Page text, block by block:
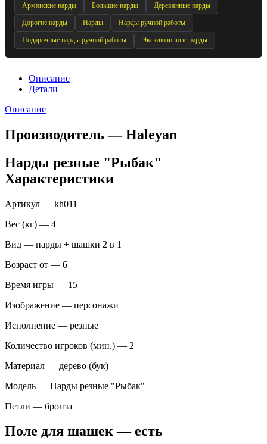
Армянские нарды Большие нарды Деревянные нарды
Дорогие нарды Нарды Нарды ручной работы
Подарочные нарды ручной работы Эксклюзивные нарды
Описание
Детали
Описание
Производитель — Haleyan
Нарды резные "Рыбак"
Характеристики
Артикул — kh011
Вес (кг) — 4
Вид — нарды + шашки 2 в 1
Возраст от — 6
Время игры — 15
Изображение — персонажи
Исполнение — резные
Количество игроков (мин.) — 2
Материал — дерево (бук)
Модель — Нарды резные "Рыбак"
Петли — бронза
Поле для шашек — есть